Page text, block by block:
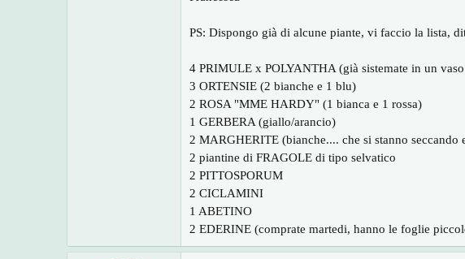
PS: Dispongo già di alcune piante, vi faccio la lista,
4 PRIMULE x POLYANTHA (già sistemate in un
3 ORTENSIE (2 bianche e 1 blu)
2 ROSA "MME HARDY" (1 bianca e 1 rossa)
1 GERBERA (giallo/arancio)
2 MARGHERITE (bianche.... che si stanno seccando
2 piantine di FRAGOLE di tipo selvatico
2 PITTOSPORUM
2 CICLAMINI
1 ABETINO
2 EDERINE (comprate martedi, hanno le foglie